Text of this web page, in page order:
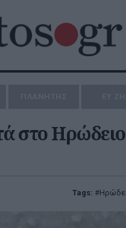
στο Ηρώδειο
Tags: